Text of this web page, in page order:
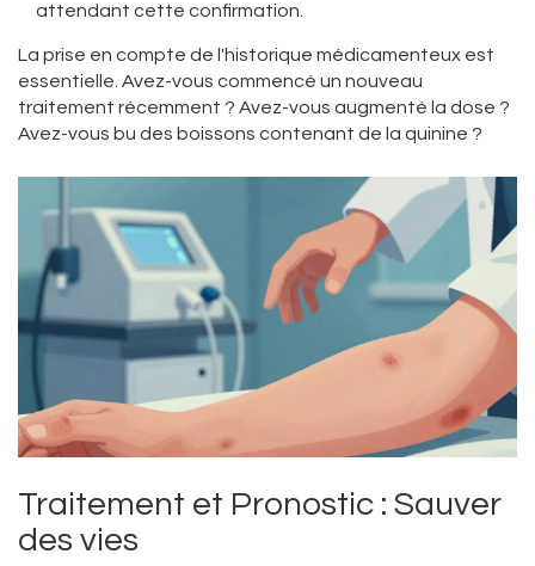
attendant cette confirmation.
La prise en compte de l'historique médicamenteux est
essentielle. Avez-vous commencé un nouveau
traitement récemment ? Avez-vous augmenté la dose ?
Avez-vous bu des boissons contenant de la quinine ?
Traitement et Pronostic : Sauver
des vies